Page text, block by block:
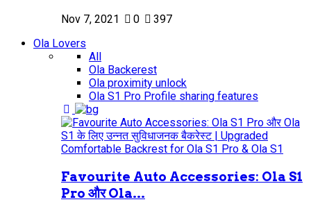
Nov 7, 2021 0
397
Ola Lovers
All
Ola Backerest
Ola proximity unlock
Ola S1 Pro Profile sharing features
Favourite Auto Accessories: Ola S1
Pro और Ola...